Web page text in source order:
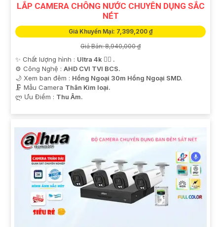
LẮP CAMERA CHÔNG NƯỚC CHUYÊN DỤNG SẮC
NÉT
Giá Khuyến Mại: 7,399,200 ₫
Giá Bán: 8,940,000 ₫
✨ Chất lượng hình : Ultra 4k 👍🏾 .
⚙ Công Nghệ : AHD CVI TVI BCS.
🌙 Xem ban đêm : Hồng Ngoại 30m Hồng Ngoại SMD.
🗜️ Mẫu Camera Thân Kim loại.
️ლ Ưu Điểm : Thu Âm.